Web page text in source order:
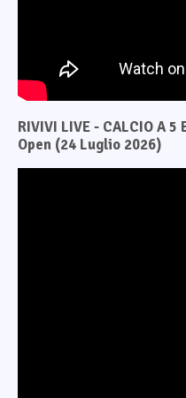
RIVIVI LIVE - CALCIO A
Open (24 Luglio 2026)